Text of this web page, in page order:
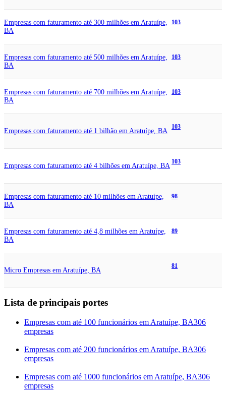
Empresas com faturamento até 300 milhões em Aratuípe,
BA
103
Empresas com faturamento até 500 milhões em Aratuípe,
BA
103
Empresas com faturamento até 700 milhões em Aratuípe,
BA
103
Empresas com faturamento até 1 bilhão em Aratuípe, BA
103
Empresas com faturamento até 4 bilhões em Aratuípe, BA
103
Empresas com faturamento até 10 milhões em Aratuípe,
BA
98
Empresas com faturamento até 4,8 milhões em Aratuípe,
BA
89
Micro Empresas em Aratuípe, BA
81
Lista de principais portes
Empresas com até 100 funcionários em Aratuípe, BA306
empresas
Empresas com até 200 funcionários em Aratuípe, BA306
empresas
Empresas com até 1000 funcionários em Aratuípe, BA306
empresas